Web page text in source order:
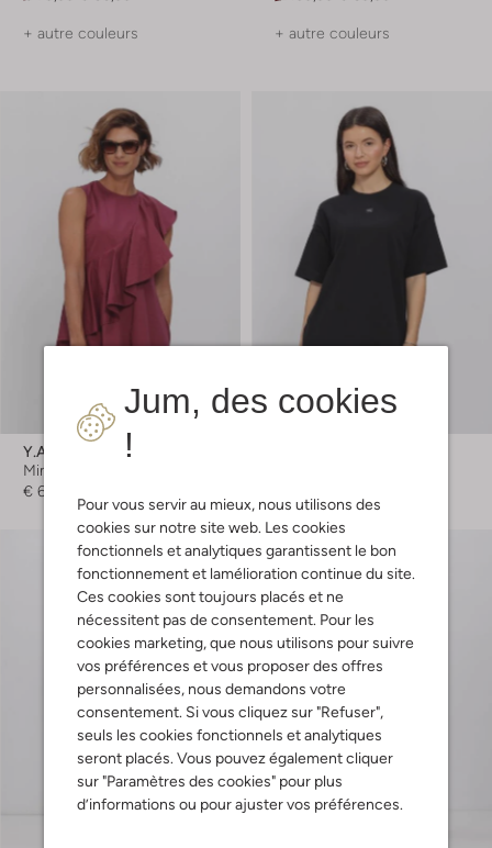
Jum, des cookies
!
Pour vous servir au mieux, nous utilisons des
cookies sur notre site web. Les cookies
fonctionnels et analytiques garantissent le bon
fonctionnement et lamélioration continue du site.
Ces cookies sont toujours placés et ne
nécessitent pas de consentement. Pour les
cookies marketing, que nous utilisons pour suivre
vos préférences et vous proposer des offres
personnalisées, nous demandons votre
consentement. Si vous cliquez sur "Refuser",
seuls les cookies fonctionnels et analytiques
seront placés. Vous pouvez également cliquer
sur "Paramètres des cookies" pour plus
d’informations ou pour ajuster vos préférences.
+ autre couleurs + autre couleurs
Y.a.s.
Mini robe
€ 69,99
-50%